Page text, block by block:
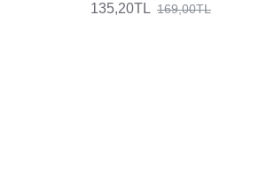
135,20TL 169,00TL